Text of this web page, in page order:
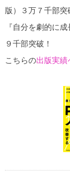
版）３万７千部突
『自分を劇的に
９千部突破！
こちらの出版実績